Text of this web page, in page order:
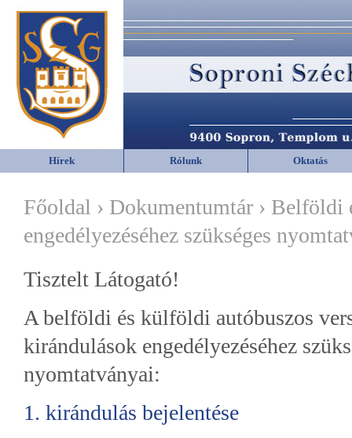
Hírek Rólunk Oktatás
Főoldal › Dokumentumtár ›
engedélyezéséhez szükséges
Tisztelt Látogató!
A belföldi és külföldi autóbuszos
kirándulások engedélyezéséhez
nyomtatványai:
1. kirándulás bejelentése